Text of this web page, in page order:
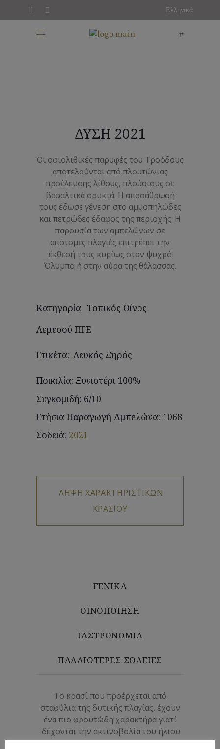
Ελληνικά
ΔΥΣΗ 2021
Οι οφιολιθικές παρυφές του Τροόδους
αποτελούνται από πλουτώνιας
προέλευσης λίθους, πλούσιους σε
βασαλτικά ορυκτά. Η αποσάθρωσή
τους έδωσε γένεση στο αμμοπηλώδες
και πετρώδες έδαφος της περιοχής. Η
παρουσία των αμπελώνων σε
απότομες πλαγιές επιτρέπει την
έκθεσή τους κυρίως στον ψυχρό
Όλυμπο ή στην αύρα της θάλασσας.
Κατηγορία: Τοπικός Οίνος
Λεμεσού ΠΓΕ
Ετικέτα: Λευκός Ξηρός
Ποικιλία: Ξυνιστέρι 100%
Συγκομιδή: 6/10
Ετήσια Παραγωγή Αμπελώνα: 1068
Σοδειά: 2021
ΓΕΝΙΚΑ
ΟΙΝΟΠΟΙΗΣΗ
ΓΑΣΤΡΟΝΟΜΙΑ
ΠΑΛΑΙΟΤΕΡΕΣ ΣΟΔΕΙΕΣ
Το κρασί που προέρχεται από
σταφύλια της δυτικής πλαγίας, έχουν
ένα πιο φρουτώδη χαρακτήρα γιατί
δέχονται την ακτινοβολία του ήλιου
σε πιο ψηλές θερμοκρασίες. Διαυγές,